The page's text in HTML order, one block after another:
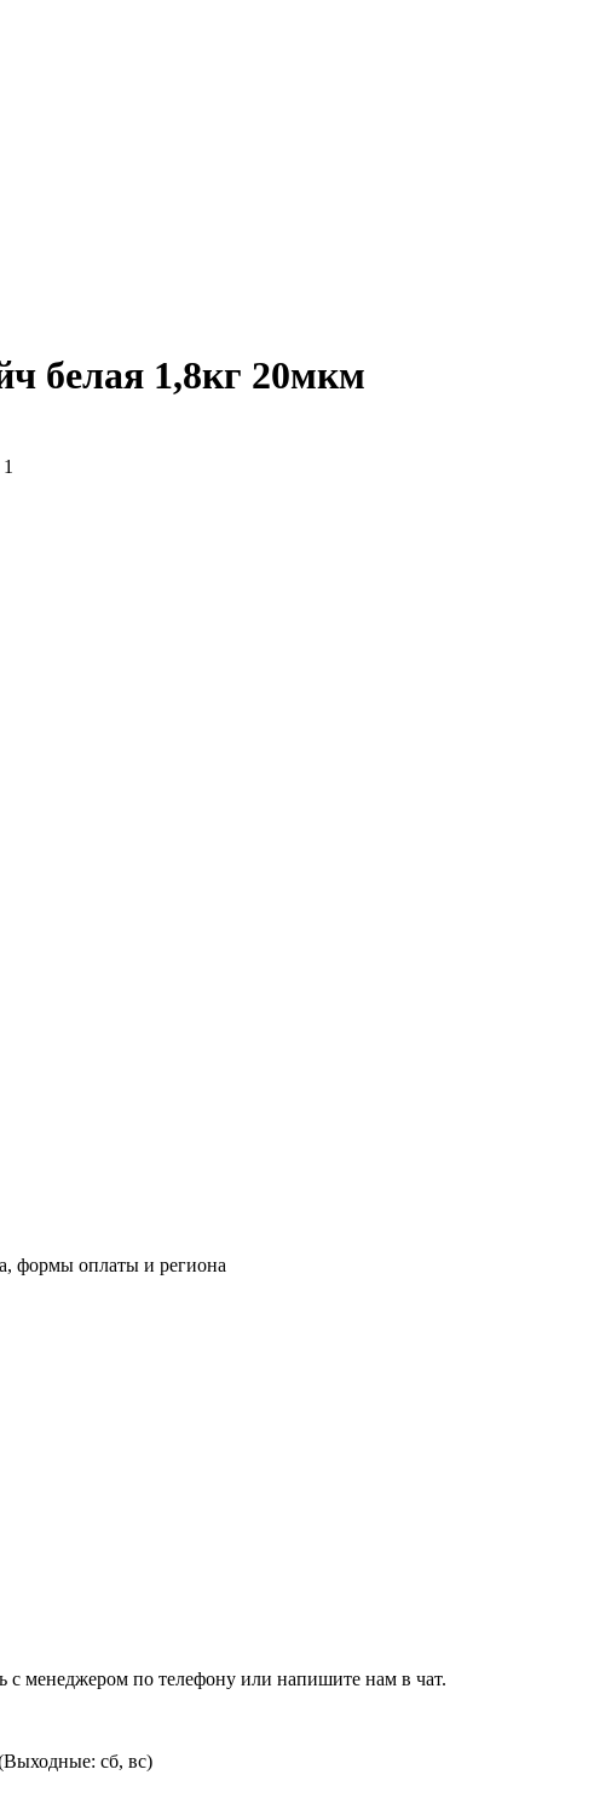
белая 1,8кг 20мкм
формы оплаты и региона
с менеджером по телефону или напишите нам в чат.
сб, вс)